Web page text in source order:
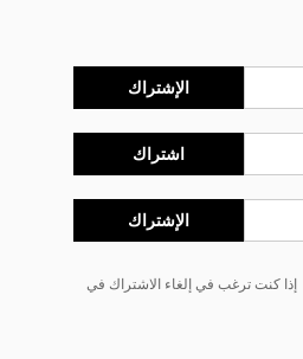
الإشتراك
اشتراك
الإشتراك
إذا كنت ترغب في إلغاء الاشتراك في